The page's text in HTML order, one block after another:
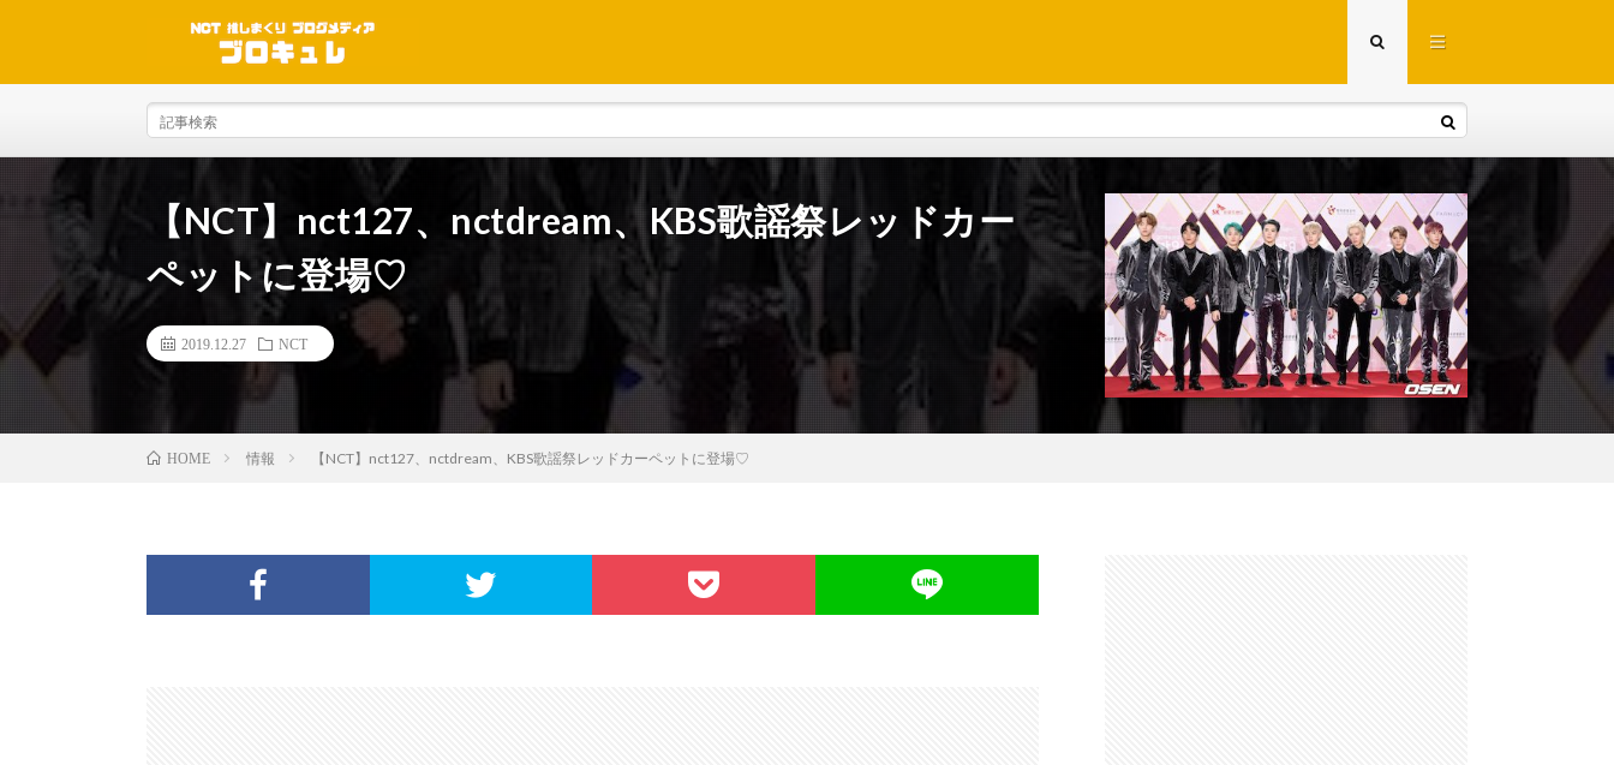
【NCT】nct127、nctdream、KBS歌謡祭レッドカー
ペットに登場♡
2019.12.27 NCT
HOME 情報 【NCT】nct127、nctdream、KBS歌謡祭レッドカーペットに登場♡